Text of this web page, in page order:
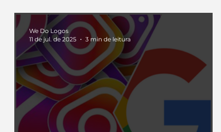
We Do Logos
11 de jul. de 2025
3 min de leitura